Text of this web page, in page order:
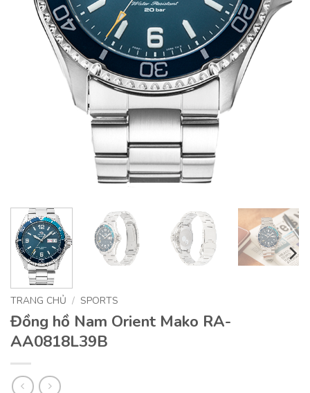
TRANG CHỦ / SPORTS
Đồng hồ Nam Orient Mako RA-
AA0818L39B